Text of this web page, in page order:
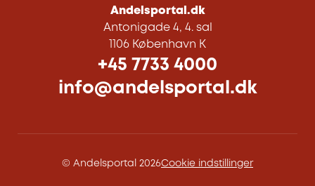
Andelsportal.dk
Antonigade 4, 4. sal
1106 København K
+45 7733 4000
info@andelsportal.dk
© Andelsportal 2026Cookie indstillinger